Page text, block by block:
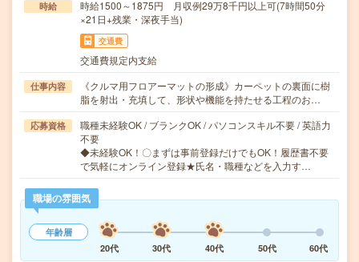
時給
時給1500～1875円 月収例29万8千円以上可(7時間50分
×21日+残業・深夜手当)
交通費
交通費規定内支給
仕事内容
《クルマ用フロアーマットの形成》カーペットの裏面に樹
脂を射出・充填して、形状や機能を持たせる工程のお…
応募資格
職種未経験OK / ブランクOK / パソコンスキル不要 / 英語力
不要
◆未経験OK！〇まずは事前登録だけでもOK！履歴書不要
で気軽にオンライン登録★氏名・職種などを入力す…
職場の雰囲気
年齢層
20代
30代 40代 50代 60代